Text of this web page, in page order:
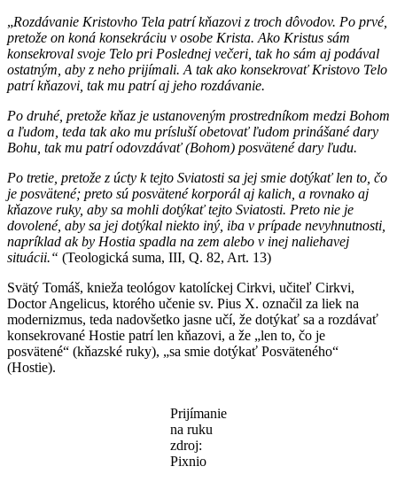
„Rozdávanie Kristovho Tela patrí kňazovi z troch dôvodov. Po prvé,
pretože on koná konsekráciu v osobe Krista. Ako Kristus sám
konsekroval svoje Telo pri Poslednej večeri, tak ho sám aj podával
ostatným, aby z neho prijímali. A tak ako konsekrovať Kristovo Telo
patrí kňazovi, tak mu patrí aj jeho rozdávanie.
Po druhé, pretože kňaz je ustanoveným prostredníkom medzi Bohom
a ľudom, teda tak ako mu prísluší obetovať ľudom prinášané dary
Bohu, tak mu patrí odovzdávať (Bohom) posvätené dary ľudu.
Po tretie, pretože z úcty k tejto Sviatosti sa jej smie dotýkať len to, čo
je posvätené; preto sú posvätené korporál aj kalich, a rovnako aj
kňazove ruky, aby sa mohli dotýkať tejto Sviatosti. Preto nie je
dovolené, aby sa jej dotýkal niekto iný, iba v prípade nevyhnutnosti,
napríklad ak by Hostia spadla na zem alebo v inej naliehavej
situácii.“ (Teologická suma, III, Q. 82, Art. 13)
Svätý Tomáš, knieža teológov katolíckej Cirkvi, učiteľ Cirkvi,
Doctor Angelicus, ktorého učenie sv. Pius X. označil za liek na
modernizmus, teda nadovšetko jasne učí, že dotýkať sa a rozdávať
konsekrované Hostie patrí len kňazovi, a že „len to, čo je
posvätené“ (kňazské ruky), „sa smie dotýkať Posväteného“
(Hostie).
Prijímanie
na ruku
zdroj:
Pixnio